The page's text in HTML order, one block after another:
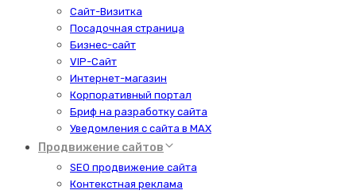
Сайт-Визитка
Посадочная страница
Бизнес-сайт
VIP-Сайт
Интернет-магазин
Корпоративный портал
Бриф на разработку сайта
Уведомления с сайта в MAX
Продвижение сайтов
SEO продвижение сайта
Контекстная реклама